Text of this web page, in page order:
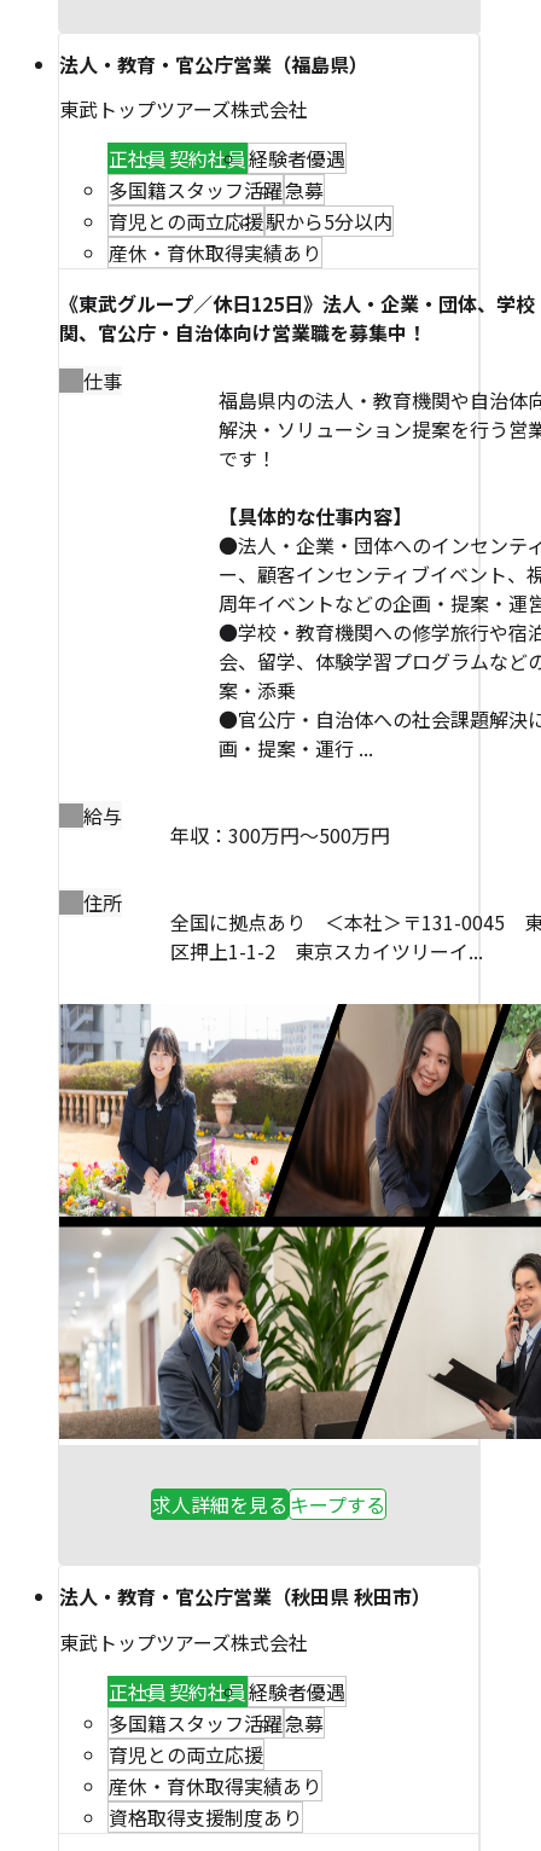
法人・教育・官公庁営業（福島県）
東武トップツアーズ株式会社
正社員 契約社員経験者優遇
多国籍スタッフ活躍急募
育児との両立応援駅から5分以内
産休・育休取得実績あり
《東武グループ／休日125日》法人・企業・団体、学
関、官公庁・自治体向け営業職を募集中！
仕事
福島県内の法人・教育機関や自治体
解決・ソリューション提案を行う営
です！
【具体的な仕事内容】
●法人・企業・団体へのインセンテ
ー、顧客インセンティブイベント、
周年イベントなどの企画・提案・運
●学校・教育機関への修学旅行や宿
会、留学、体験学習プログラムなど
案・添乗
●官公庁・自治体への社会課題解決
画・提案・運行 ...
給与
年収：300万円～500万円
住所
全国に拠点あり ＜本社＞〒131-0045
区押上1-1-2 東京スカイツリーイ...
求人詳細を見る キープする
法人・教育・官公庁営業（秋田県 秋田市）
東武トップツアーズ株式会社
正社員 契約社員経験者優遇
多国籍スタッフ活躍急募
育児との両立応援
産休・育休取得実績あり
資格取得支援制度あり